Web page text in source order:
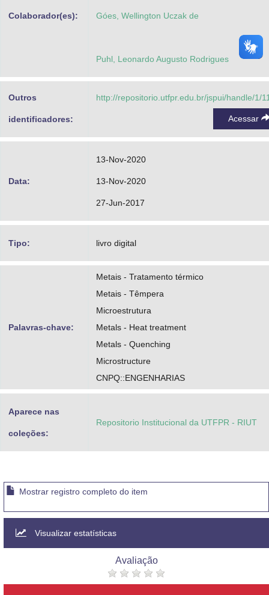
Colaborador(es): Góes, Wellington Uczak de
Puhl, Leonardo Augusto Rodrigues
Outros
identificadores:
http://repositorio.utfpr.edu.br/jspui/handle/1/
Acessar
Data:
13-Nov-2020
13-Nov-2020
27-Jun-2017
Tipo: livro digital
Palavras-chave:
Metais - Tratamento térmico
Metais - Têmpera
Microestrutura
Metals - Heat treatment
Metals - Quenching
Microstructure
CNPQ::ENGENHARIAS
Aparece nas
coleções:
Repositorio Institucional da UTFPR - RIUT
Mostrar registro completo do item
Visualizar estatísticas
Avaliação